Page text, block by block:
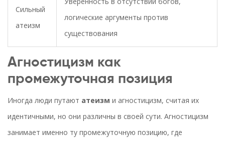
Сильный
атеизм
логические аргументы против
существования
Агностицизм как
промежуточная позиция
Иногда люди путают атеизм и агностицизм, считая их
идентичными, но они различны в своей сути. Агностицизм
занимает именно ту промежуточную позицию, где